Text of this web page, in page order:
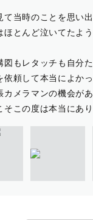
て当時のことを思い
ほとんど泣いてたよ
図もレタッチも自分
依頼して本当によか
カメラマンの機会が
そこの度は本当にあ